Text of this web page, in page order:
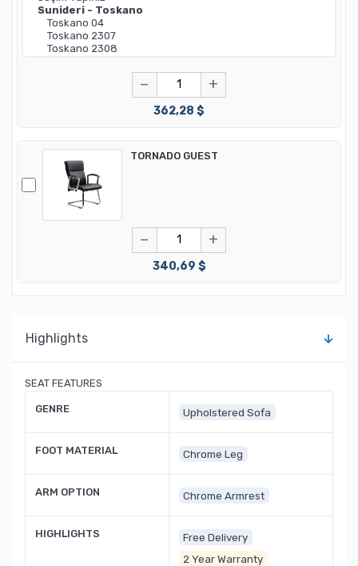
− +
362,28 $
TORNADO GUEST
− +
340,69 $
Highlights
SEAT FEATURES
GENRE Upholstered Sofa
FOOT MATERIAL Chrome Leg
ARM OPTION Chrome Armrest
HIGHLIGHTS
Free Delivery
2 Year Warranty